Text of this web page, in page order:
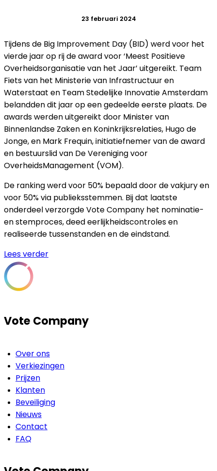
23 februari 2024
Tijdens de Big Improvement Day (BID) werd voor het
vierde jaar op rij de award voor ‘Meest Positieve
Overheidsorganisatie van het Jaar’ uitgereikt. Team
Fiets van het Ministerie van Infrastructuur en
Waterstaat en Team Stedelijke Innovatie Amsterdam
belandden dit jaar op een gedeelde eerste plaats. De
awards werden uitgereikt door Minister van
Binnenlandse Zaken en Koninkrijksrelaties, Hugo de
Jonge, en Mark Frequin, initiatiefnemer van de award
en bestuurslid van De Vereniging voor
OverheidsManagement (VOM).
De ranking werd voor 50% bepaald door de vakjury en
voor 50% via publieksstemmen. Bij dat laatste
onderdeel verzorgde Vote Company het nominatie-
en stemproces, deed eerlijkheidscontroles en
realiseerde tussenstanden en de eindstand.
Lees verder
Vote Company
Over ons
Verkiezingen
Prijzen
Klanten
Beveiliging
Nieuws
Contact
FAQ